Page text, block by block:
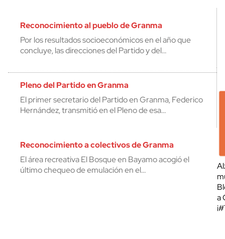
Reconocimiento al pueblo de Granma
Por los resultados socioeconómicos en el año que
concluye, las direcciones del Partido y del…
Pleno del Partido en Granma
El primer secretario del Partido en Granma, Federico
Hernández, transmitió en el Pleno de esa…
Reconocimiento a colectivos de Granma
El área recreativa El Bosque en Bayamo acogió el
último chequeo de emulación en el…
a